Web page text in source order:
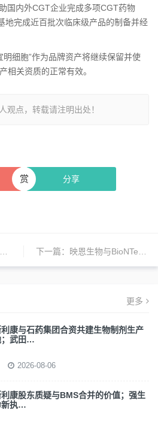
国内外CGT企业完成多项CGT药物
地完成近百批次临床级产品的制备并经
细胞”作为品牌资产将继续保留并使
相关资质的正常有效。
观点，转载请注明出处！
分享
赏
下一篇： 映恩生物与BioNTech扩大合作，加速开发第三个针对实体肿瘤的抗体偶联药物疗法
更多
利康与石药集团合资共建生物制剂生产
；武田…
2026-08-06
利康股东质疑与BMS合并的价值；强生
新执…